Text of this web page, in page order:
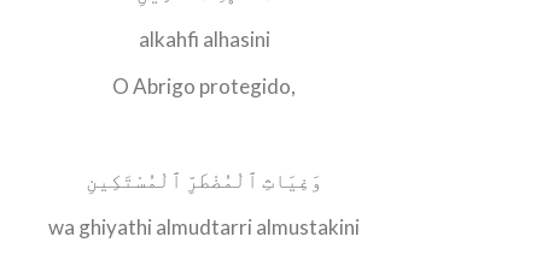
alkahfi alhasini
O Abrigo protegido,
وَغِيَاثِ ٱلْمُضْطَرِّ ٱلْمُسْتَكِينِ
wa ghiyathi almudtarri almustakini